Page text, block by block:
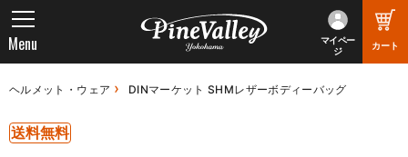
マイペー
ジ
カート
Menu
ヘルメット・ウェア DINマーケット SHMレザーボディーバッグ
送料無料